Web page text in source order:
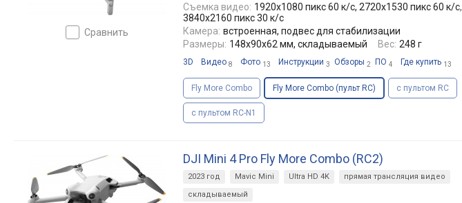
сравнить
Съемка видео: 1920x1080 пикс 60 к/с, 2720x1530 пикс 60 к/с,
3840x2160 пикс 30 к/с
Камера: встроенная, подвес для стабилизации
Размеры: 148x90x62 мм, складываемый Вес: 248 г
3D Видео 8 Фото 13 Инструкции 3 Обзоры 2 ПО 4 Где купить 13
Fly More Combo Fly More Combo (пульт RC) с пультом RC
с пультом RC-N1
DJI Mini 4 Pro Fly More Combo (RC2)
2023 год Mavic Mini Ultra HD 4K
прямая трансляция видео
складываемый